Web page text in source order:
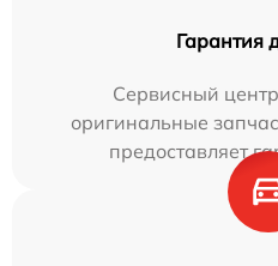
Гарантия
Сервисный
оригинальные
предоставляет